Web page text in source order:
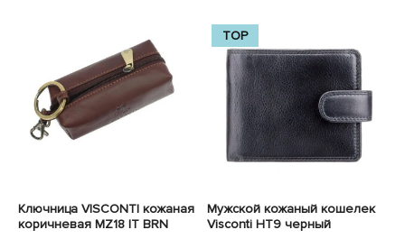
Ключница VISCONTI кожаная
коричневая MZ18 IT BRN
TOP
Мужской кожаный кошелек
Visconti HT9 черный